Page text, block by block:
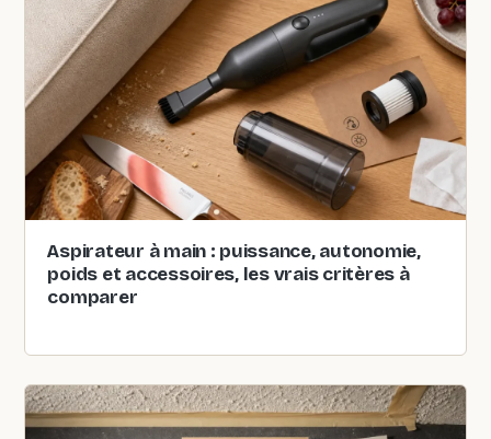
Aspirateur à main : puissance, autonomie,
poids et accessoires, les vrais critères à
comparer